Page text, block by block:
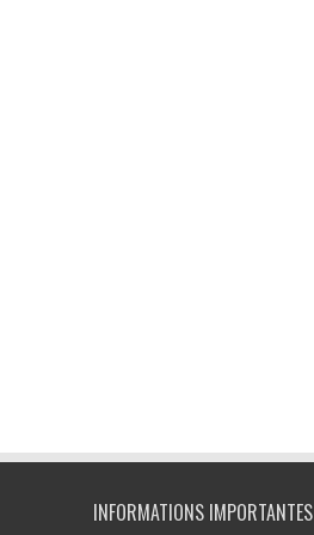
INFORMATIONS IMPORTANTES